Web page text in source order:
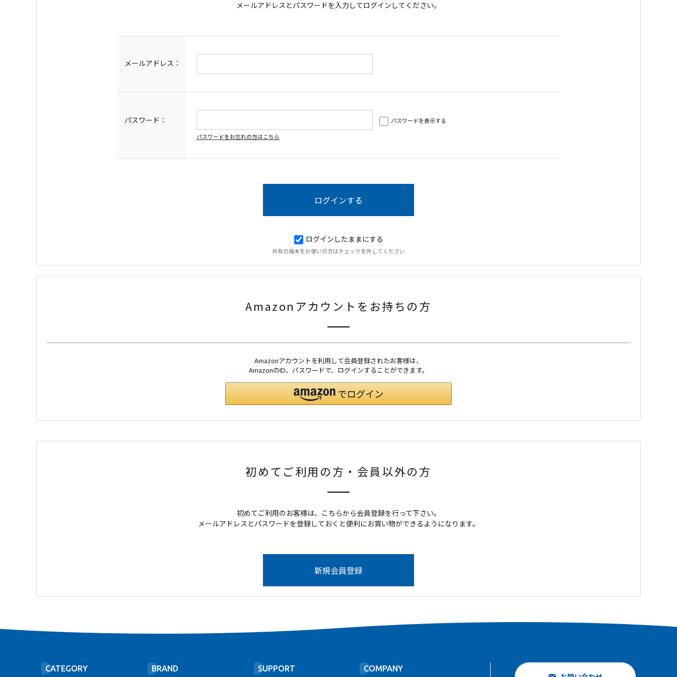
メールアドレスとパスワードを入力してログインしてください。
メールアドレス：
パスワード：
パスワードを表示する
パスワードをお忘れの方はこちら
ログインしたままにする
共有の端末をお使いの方はチェックを外してください
Amazonアカウントをお持ちの方
Amazonアカウントを利用して会員登録されたお客様は、
AmazonのID、パスワードで、ログインすることができます。
初めてご利用の方・会員以外の方
初めてご利用のお客様は、こちらから会員登録を行って下さい。
メールアドレスとパスワードを登録しておくと便利にお買い物ができるようになります。
CATEGORY BRAND SUPPORT COMPANY